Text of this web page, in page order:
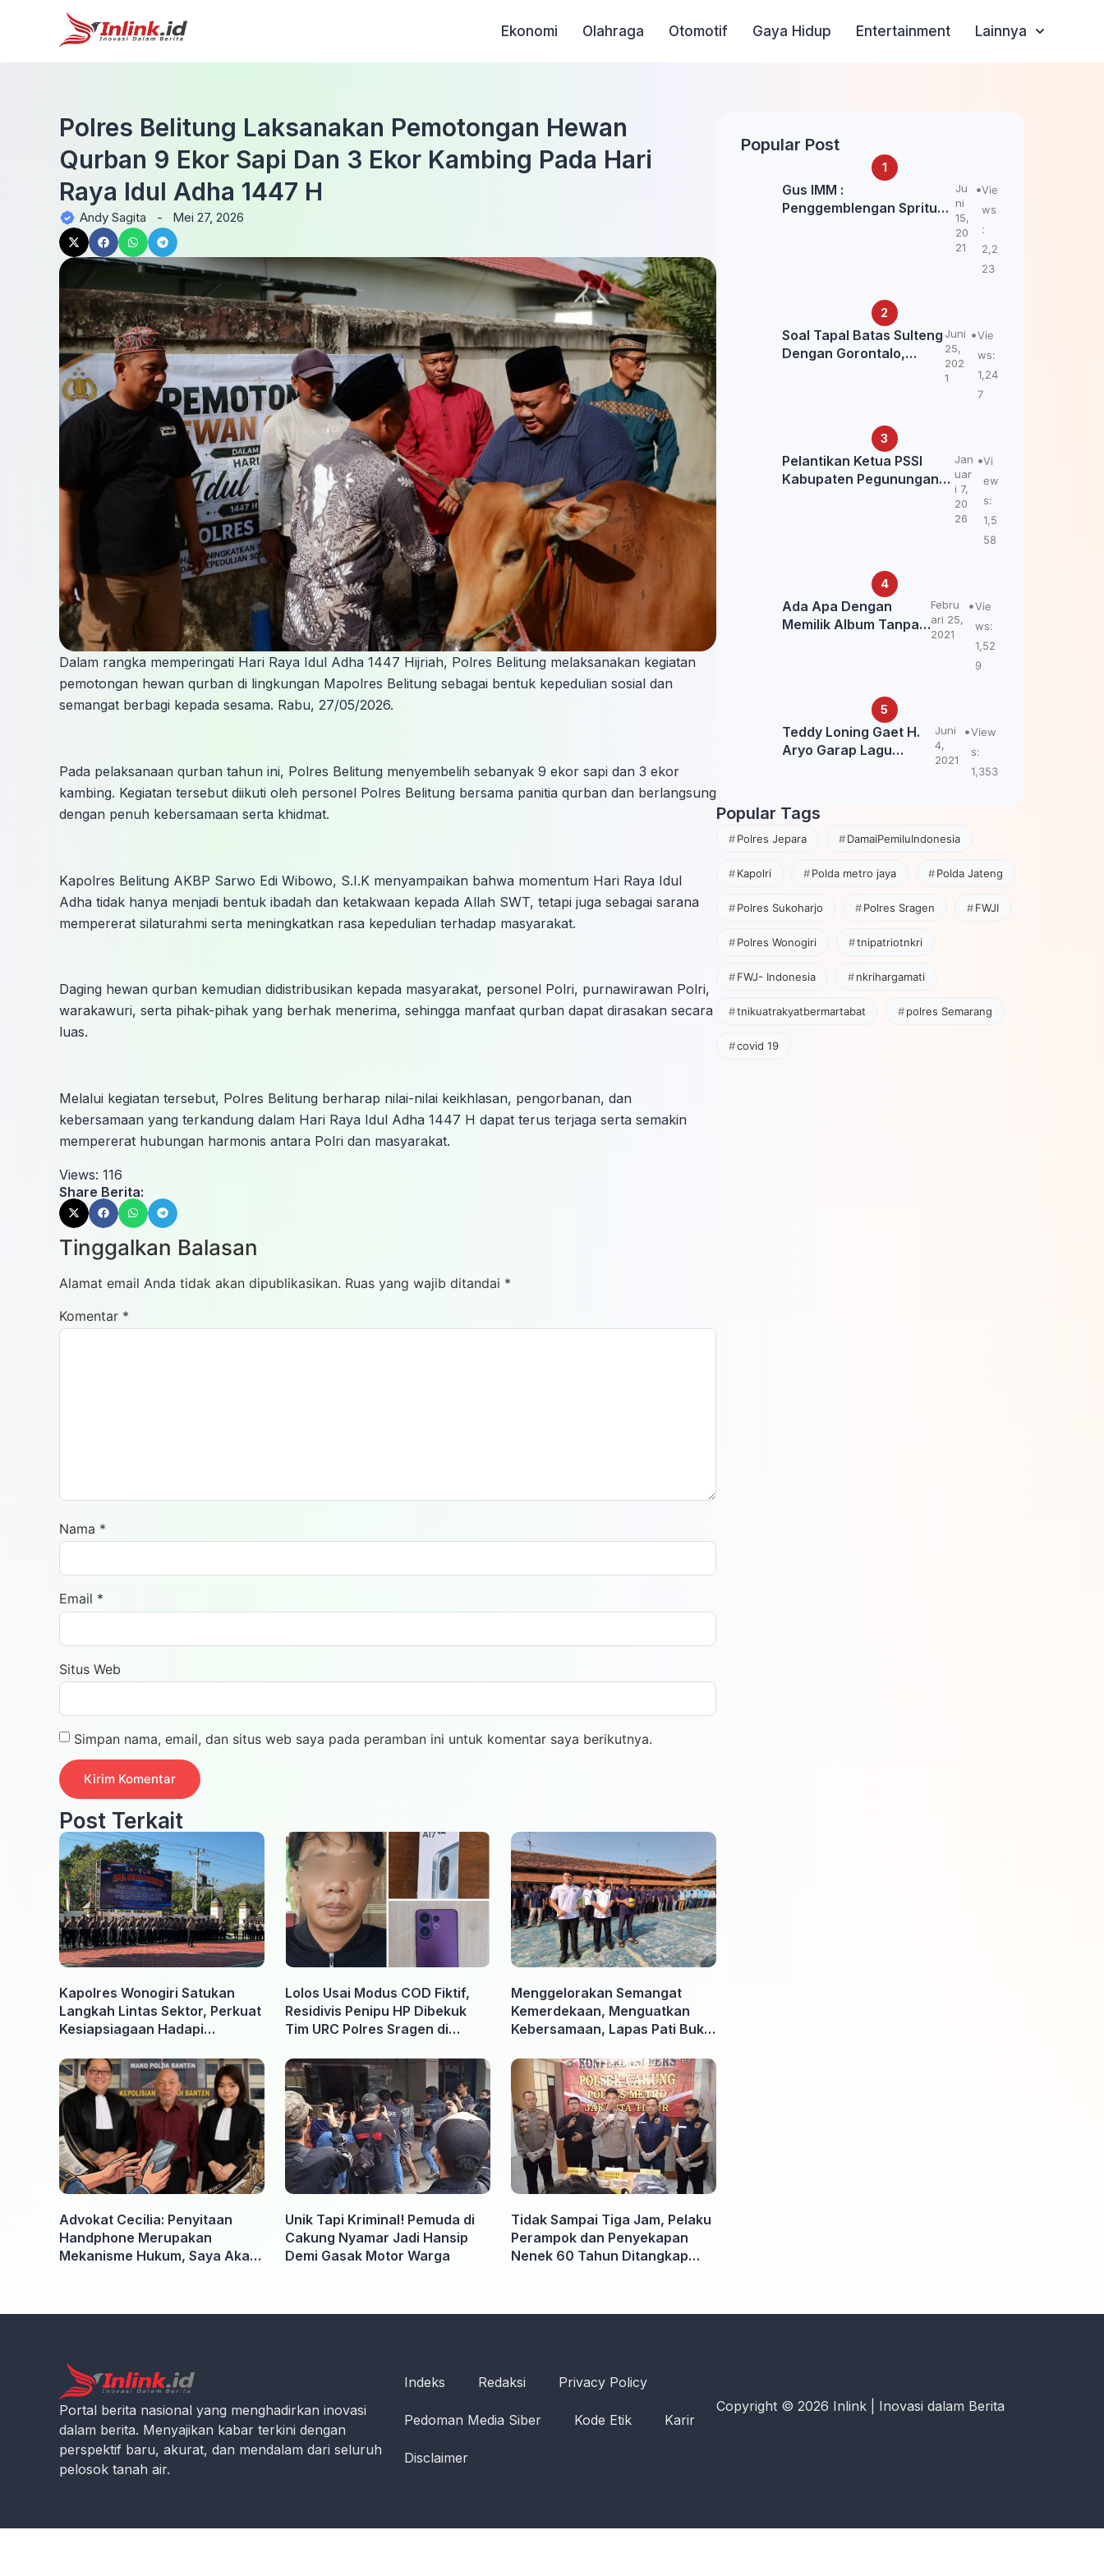
Ekonomi Olahraga Otomotif Gaya Hidup Entertainment Lainnya
Polres Belitung Laksanakan Pemotongan Hewan
Qurban 9 Ekor Sapi Dan 3 Ekor Kambing Pada Hari
Raya Idul Adha 1447 H
Andy Sagita - Mei 27, 2026
Dalam rangka memperingati Hari Raya Idul Adha 1447 Hijriah, Polres Belitung melaksanakan kegiatan
pemotongan hewan qurban di lingkungan Mapolres Belitung sebagai bentuk kepedulian sosial dan
semangat berbagi kepada sesama. Rabu, 27/05/2026.
Pada pelaksanaan qurban tahun ini, Polres Belitung menyembelih sebanyak 9 ekor sapi dan 3 ekor
kambing. Kegiatan tersebut diikuti oleh personel Polres Belitung bersama panitia qurban dan berlangsung
dengan penuh kebersamaan serta khidmat.
Kapolres Belitung AKBP Sarwo Edi Wibowo, S.I.K menyampaikan bahwa momentum Hari Raya Idul
Adha tidak hanya menjadi bentuk ibadah dan ketakwaan kepada Allah SWT, tetapi juga sebagai sarana
mempererat silaturahmi serta meningkatkan rasa kepedulian terhadap masyarakat.
Daging hewan qurban kemudian didistribusikan kepada masyarakat, personel Polri, purnawirawan Polri,
warakawuri, serta pihak-pihak yang berhak menerima, sehingga manfaat qurban dapat dirasakan secara
luas.
Melalui kegiatan tersebut, Polres Belitung berharap nilai-nilai keikhlasan, pengorbanan, dan
kebersamaan yang terkandung dalam Hari Raya Idul Adha 1447 H dapat terus terjaga serta semakin
mempererat hubungan harmonis antara Polri dan masyarakat.
Views: 116
Share Berita:
Tinggalkan Balasan
Alamat email Anda tidak akan dipublikasikan. Ruas yang wajib ditandai *
Komentar *
Nama *
Email *
Situs Web
Simpan nama, email, dan situs web saya pada peramban ini untuk komentar saya berikutnya.
Post Terkait
Kapolres Wonogiri Satukan
Langkah Lintas Sektor, Perkuat
Kesiapsiagaan Hadapi
Lolos Usai Modus COD Fiktif,
Residivis Penipu HP Dibekuk
Tim URC Polres Sragen di
Menggelorakan Semangat
Kemerdekaan, Menguatkan
Kebersamaan, Lapas Pati Buka
Warga Binaan Antusias Ikuti
Berbagai Perlombaan
Advokat Cecilia: Penyitaan
Handphone Merupakan
Mekanisme Hukum, Saya Akan
Unik Tapi Kriminal! Pemuda di
Cakung Nyamar Jadi Hansip
Demi Gasak Motor Warga
Tidak Sampai Tiga Jam, Pelaku
Perampok dan Penyekapan
Nenek 60 Tahun Ditangkap
Popular Post
Gus IMM :
Penggemblengan Spritual
Ju
ni
15,
20
21
Vie
ws
:
2,2
23
Soal Tapal Batas Sulteng
Dengan Gorontalo,
Juni
25,
202
1
Vie
ws:
1,24
7
Pelantikan Ketua PSSI
Kabupaten Pegunungan
Jan
uar
i 7,
20
26
Vi
ew
s:
1,5
58
Ada Apa Dengan
Memilik Album Tanpa
Febru
ari 25,
2021
Vie
ws:
1,52
9
Teddy Loning Gaet H.
Aryo Garap Lagu
Juni
4,
2021
View
s:
1,353
Popular Tags
Polres Jepara DamaiPemiluIndonesia
Kapolri Polda metro jaya Polda Jateng
Polres Sukoharjo Polres Sragen FWJI
Polres Wonogiri tnipatriotnkri
FWJ- Indonesia nkrihargamati
tnikuatrakyatbermartabat polres Semarang
covid 19
Portal berita nasional yang menghadirkan inovasi
dalam berita. Menyajikan kabar terkini dengan
perspektif baru, akurat, dan mendalam dari seluruh
pelosok tanah air.
Indeks Redaksi Privacy Policy
Pedoman Media Siber Kode Etik Karir
Disclaimer
Copyright © 2026 Inlink | Inovasi dalam Berita